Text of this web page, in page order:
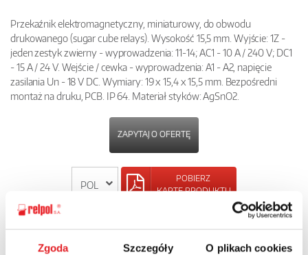
Zgoda Szczegóły O plikach cookies
Przekaźnik elektromagnetyczny, miniaturowy, do obwodu
drukowanego (sugar cube relays). Wysokość 15,5 mm. Wyjście: 1Z -
jeden zestyk zwierny - wyprowadzenia: 11-14; AC1 - 10 A / 240 V; DC1
- 15 A / 24 V. Wejście / cewka - wyprowadzenia: A1 - A2, napięcie
zasilania Un - 18 V DC. Wymiary: 19 x 15,4 x 15,5 mm. Bezpośredni
montaż na druku, PCB. IP 64. Materiał styków: AgSnO2.
ZAPYTAJ O OFERTĘ
POBIERZ
KARTĘ PRODUKTU
POWRÓT